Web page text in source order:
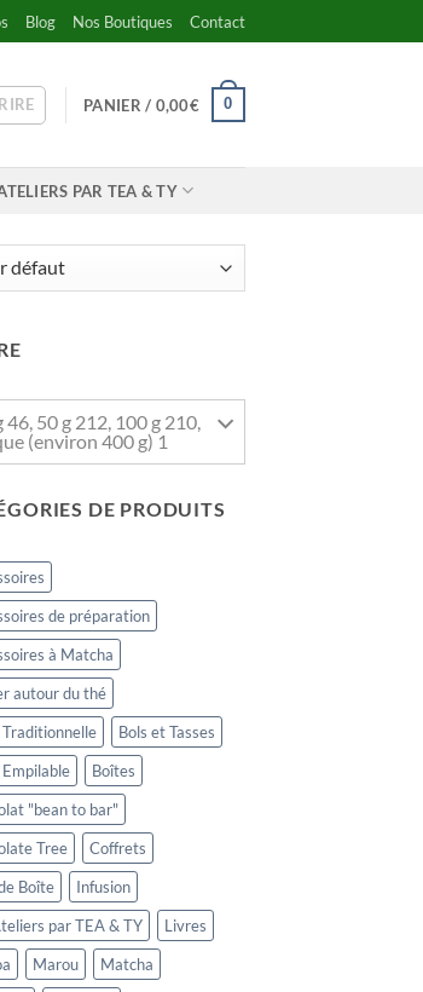
Blog Nos Boutiques Contact
PANIER / 0,00€ 0
PAR TEA & TY
46, 50 g 212, 100 g 210,
(environ 400 g) 1
DE PRODUITS
de préparation
à Matcha
autour du thé
Bols et Tasses
Boîtes
"bean to bar"
Tree
Coffrets
Boîte
Infusion
par TEA & TY
Livres
Marou
Matcha